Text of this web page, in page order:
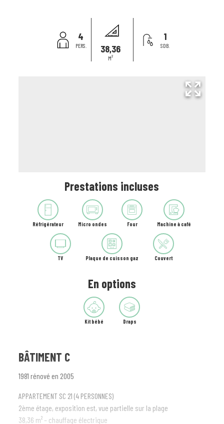
4
PERS. 38,36
M²
1
SDB.
Prestations incluses
Réfrigérateur Micro ondes Four Machine à café
TV Plaque de cuisson gaz Couvert
En options
Kit bébé Draps
BÂTIMENT C
1981 rénové en 2005
APPARTEMENT SC 21 (4 PERSONNES)
2ème étage, exposition est, vue partielle sur la plage
38,36 m² – chauffage électrique